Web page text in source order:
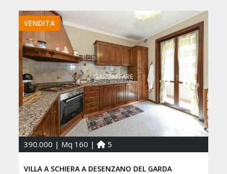
VENDITA
390.000 | Mq 160 | 5
VILLA A SCHIERA A DESENZANO DEL GARDA